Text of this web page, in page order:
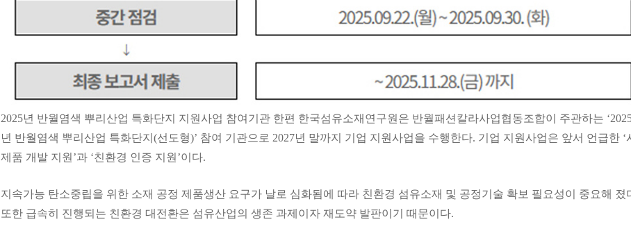
2025년 반월염색 뿌리산업 특화단지 지원사업 참여기관 한편 한국섬유소재연구원은 반월패션칼라사업협동조합이 주관하는
년 반월염색 뿌리산업 특화단지(선도형)’ 참여 기관으로 2027년 말까지 기업 지원사업을 수행한다. 기업 지원사업은 앞서 언급한 ‘
제품 개발 지원’과 ‘친환경 인증 지원’이다.
지속가능 탄소중립을 위한 소재 공정 제품생산 요구가 날로 심화됨에 따라 친환경 섬유소재 및 공정기술 확보 필요성이 중요해 졌
또한 급속히 진행되는 친환경 대전환은 섬유산업의 생존 과제이자 재도약 발판이기 때문이다.